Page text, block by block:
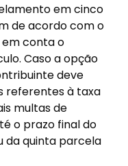
em cinco
de acordo com o
conta o
Caso a opção
deve
referentes à taxa
multas de
o prazo final do
da quinta parcela